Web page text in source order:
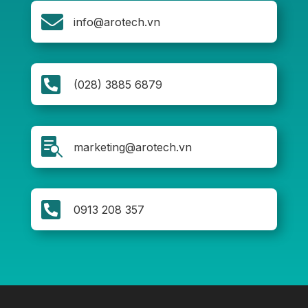
 info@arotech.vn
 (028) 3885 6879
 marketing@arotech.vn
 0913 208 357